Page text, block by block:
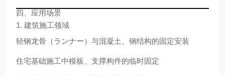
四、应用场景
1. 建筑施工领域
轻钢龙骨（ランナー）与混凝土、钢结构的固定安装
住宅基础施工中模板、支撑构件的临时固定